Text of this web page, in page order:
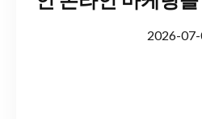
2026-07-